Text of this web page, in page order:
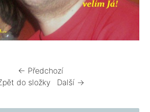
← Předchozí
do složky
Další →